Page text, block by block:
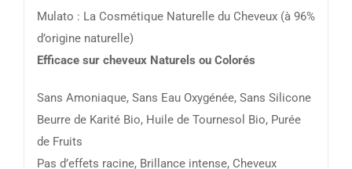
Mulato : La Cosmétique Naturelle du Cheveux (à 96%
d’origine naturelle)
Efficace sur cheveux Naturels ou Colorés
Sans Amoniaque, Sans Eau Oxygénée, Sans Silicone
Beurre de Karité Bio, Huile de Tournesol Bio, Purée
de Fruits
Pas d’effets racine, Brillance intense, Cheveux